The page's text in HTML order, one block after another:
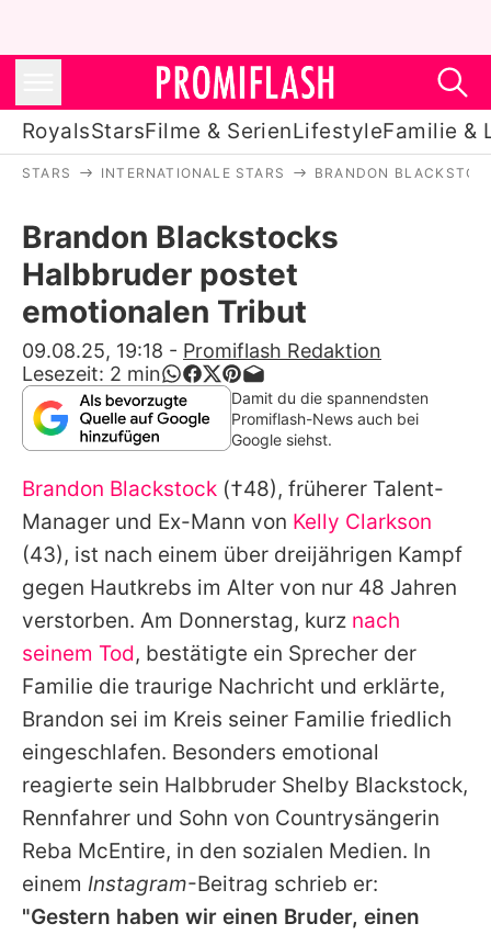
RoyalsStarsFilme & SerienLifestyleFamilie &
Stars
Filme & Serien
Lifestyle
Familie & Liebe
Promiflash Exklusiv
Alle Themen auf Promiflash
Jobs
App runterladen
Team
Redaktionelle Richtlinien
Impressum
Datenschutzerklärung
Nutzungsbedingungen
Utiq verwalten
STARS INTERNATIONALE STARS BRANDON
Brandon Blackstocks
Halbbruder postet
emotionalen Tribut
09.08.25, 19:18 - Promiflash Redaktion
Lesezeit: 2 min
Damit du die spannendsten
Promiflash-News auch bei
Google siehst.
Brandon Blackstock (†48), früherer Talent-
Manager und Ex-Mann von Kelly Clarkson
(43), ist nach einem über dreijährigen Kampf
gegen Hautkrebs im Alter von nur 48 Jahren
verstorben. Am Donnerstag, kurz nach
seinem Tod, bestätigte ein Sprecher der
Familie die traurige Nachricht und erklärte,
Brandon sei im Kreis seiner Familie friedlich
eingeschlafen. Besonders emotional
reagierte sein Halbbruder Shelby Blackstock,
Rennfahrer und Sohn von Countrysängerin
Reba McEntire, in den sozialen Medien. In
einem Instagram-Beitrag schrieb er:
"Gestern haben wir einen Bruder, einen